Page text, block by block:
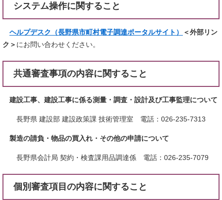
システム操作に関すること
ヘルプデスク（長野県市町村電子調達ポータルサイト）
＜外部リン
ク＞ にお問い合わせください。
共通審査事項の内容に関すること
建設工事、建設工事に係る測量・調査・設計及び工事監理について
長野県 建設部 建設政策課 技術管理室 電話：026-235-7313
製造の請負・物品の買入れ・その他の申請について
​長野県会計局 契約・検査課用品調達係 電話：026-235-7079
個別審査項目の内容に関すること